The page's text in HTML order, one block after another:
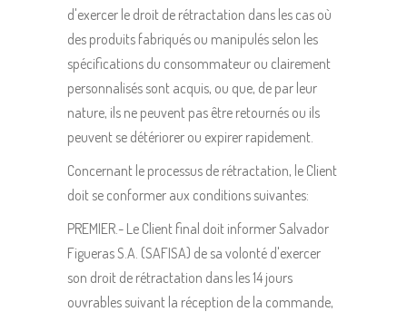
d'exercer le droit de rétractation dans les cas où
des produits fabriqués ou manipulés selon les
spécifications du consommateur ou clairement
personnalisés sont acquis, ou que, de par leur
nature, ils ne peuvent pas être retournés ou ils
peuvent se détériorer ou expirer rapidement.
Concernant le processus de rétractation, le Client
doit se conformer aux conditions suivantes:
PREMIER.- Le Client final doit informer Salvador
Figueras S.A. (SAFISA) de sa volonté d'exercer
son droit de rétractation dans les 14 jours
ouvrables suivant la réception de la commande,